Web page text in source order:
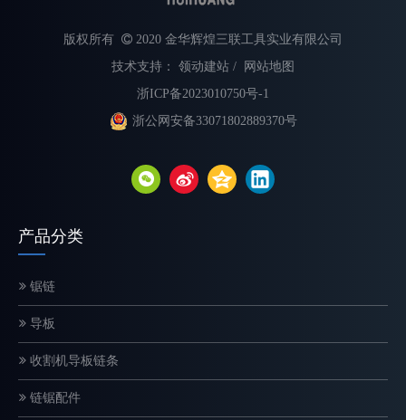
选择合适的链锯链对于最大限度地提高切割速度、提高安全性和延
版权所有  2020 金华辉煌三联工具实业有限公司
技术支持： 领动建站 /
网站地图
浙ICP备2023010750号-1
浙公网安备33071802889370号
产品分类
锯链
导板
收割机导板链条
链锯配件